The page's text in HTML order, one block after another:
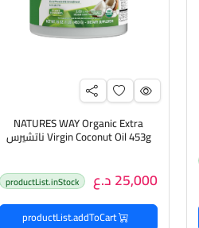
NATURES WAY Organic Extra
Virgin Coconut Oil 453g ناتشيرس
25,000 د.ع productList.inStock
productList.addToCart